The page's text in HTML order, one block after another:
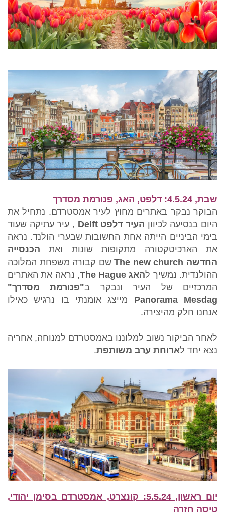
שבת, 4.5.24: דלפט, האג, פנורמת מסדרך
הבוקר נבקר באתרים מחוץ לעיר אמסטרדם. נתחיל את
היום בנסיעה לכיוון העיר דלפט Delft , עיר עתיקה שעוד
בימי הביניים הייתה אחת החשובות שבערי הולנד. נראה
את הארכיטקטורה מתקופות שונות ואת הכנסייה
החדשה The new churchשם קבורה משפחת המלוכה
ההולנדית. נמשיך להאג The Hague, נראה את האתרים
המרכזיים של העיר ונבקר ב"פנורמת מסדרך"
Panorama Mesdag מייצג אומנתי בו נרגיש כאילו
אנחנו חלק מהיצירה.
לאחר הביקור נשוב למלוננו באמסטרדם למנוחה, אחריה
נצא יחד לארוחת ערב משותפת.
יום ראשון, 5.5.24: קונצרט, אמסטרדם בסימן יהודי,
טיסה חזרה